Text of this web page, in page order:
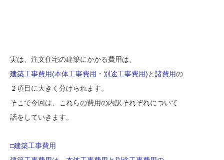
実は、注文住宅の建築にかかる費用は、
建築工事費用(本体工事費用・別途工事費用)と諸費用の
２項目に大きく分けられます。
そこで今回は、これらの費用の内訳それぞれについて
話をしていきます。
□建築工事費用